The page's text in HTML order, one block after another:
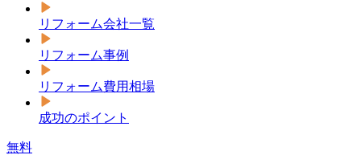
リフォーム会社一覧
リフォーム事例
リフォーム費用相場
成功のポイント
無料